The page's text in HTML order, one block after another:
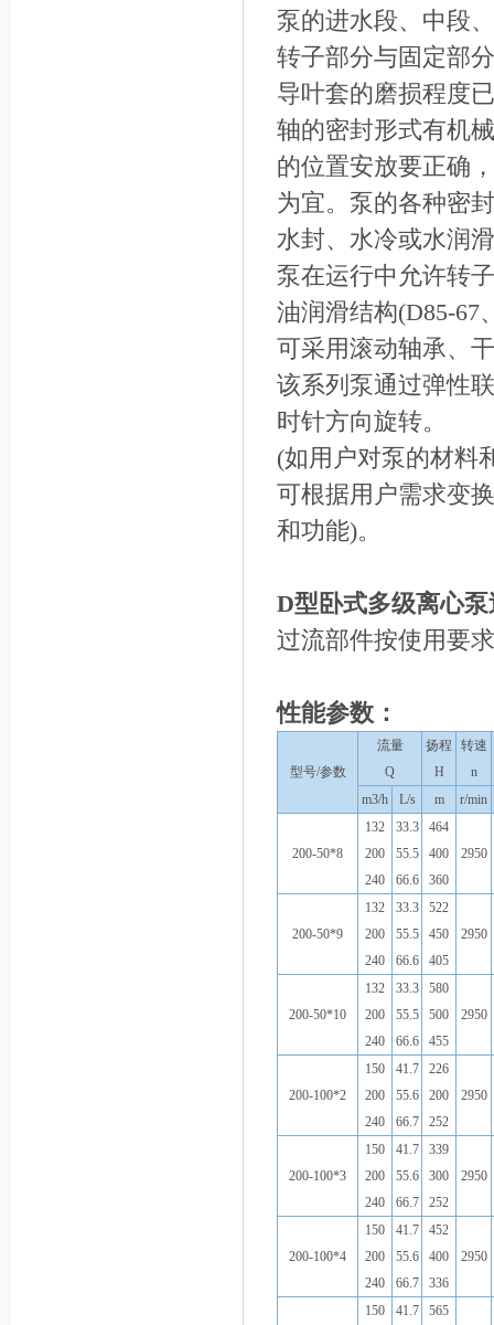
泵的进水段、中段
转子部分与固定部
导叶套的磨损程度
轴的密封形式有机
的位置安放要正确
为宜。泵的各种密
水封、水冷或水润
泵在运行中允许转
油润滑结构(D85-67
可采用滚动轴承、
该系列泵通过弹性
时针方向旋转。
(如用户对泵的材料
可根据用户需求变
和功能)。
D型卧式多级离心
过流部件按使用要
性能参数：
型号/参数
流量
Q
扬程
H
转速
n
m3/h
L/s m r/min
200-50*8
132
200
240
33.3
55.5
66.6
464
400
360
2950
200-50*9
132
200
240
33.3
55.5
66.6
522
450
405
2950
200-50*10
132
200
240
33.3
55.5
66.6
580
500
455
2950
200-100*2
150
200
240
41.7
55.6
66.7
226
200
252
2950
200-100*3
150
200
240
41.7
55.6
66.7
339
300
252
2950
200-100*4
150
200
240
41.7
55.6
66.7
452
400
336
2950
150 41.7 565